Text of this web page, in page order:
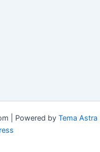
| Powered by Tema Astra